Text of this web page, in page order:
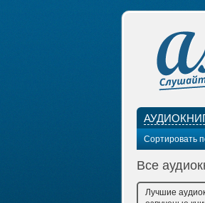
Сортировать
Все
Лучшие